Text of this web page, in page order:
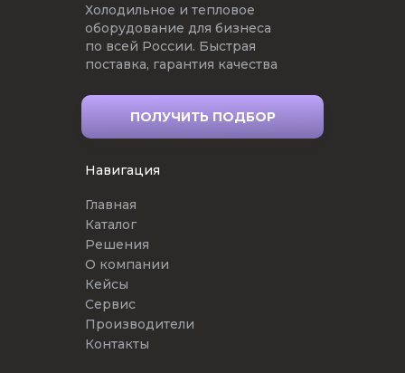
Холодильное и тепловое
оборудование для бизнеса
по всей России. Быстрая
поставка, гарантия качества
ПОЛУЧИТЬ ПОДБОР
Главная
Каталог
Решения
О компании
Кейсы
Сервис
Производители
Контакты
Навигация